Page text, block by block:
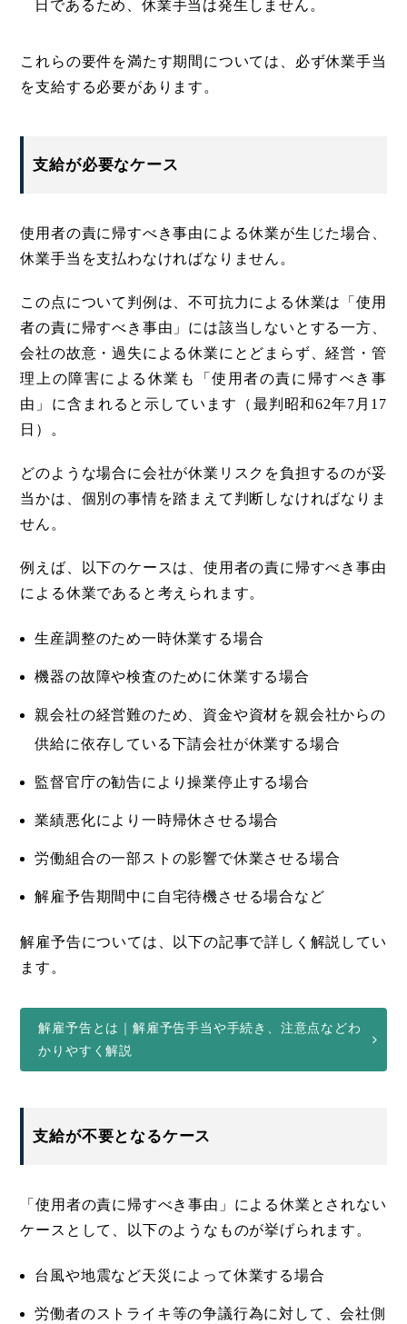
日であるため、休業手当は発生しません。
これらの要件を満たす期間については、必ず休業手当
を支給する必要があります。
支給が必要なケース
使用者の責に帰すべき事由による休業が生じた場合、
休業手当を支払わなければなりません。
この点について判例は、不可抗力による休業は「使用
者の責に帰すべき事由」には該当しないとする一方、
会社の故意・過失による休業にとどまらず、経営・管
理上の障害による休業も「使用者の責に帰すべき事
由」に含まれると示しています（最判昭和62年7月17
日）。
どのような場合に会社が休業リスクを負担するのが妥
当かは、個別の事情を踏まえて判断しなければなりま
せん。
例えば、以下のケースは、使用者の責に帰すべき事由
による休業であると考えられます。
生産調整のため一時休業する場合
機器の故障や検査のために休業する場合
親会社の経営難のため、資金や資材を親会社からの
供給に依存している下請会社が休業する場合
監督官庁の勧告により操業停止する場合
業績悪化により一時帰休させる場合
労働組合の一部ストの影響で休業させる場合
解雇予告期間中に自宅待機させる場合など
解雇予告については、以下の記事で詳しく解説してい
ます。
解雇予告とは｜解雇予告手当や手続き、注意点などわ
かりやすく解説
支給が不要となるケース
「使用者の責に帰すべき事由」による休業とされない
ケースとして、以下のようなものが挙げられます。
台風や地震など天災によって休業する場合
労働者のストライキ等の争議行為に対して、会社側